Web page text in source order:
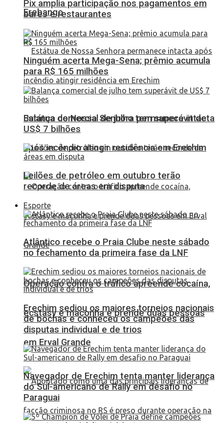
Erebango
Estátua de Nossa Senhora permanece intacta
após incêndio atingir residência em Erechim
Operação contra o tráfico apreende cocaína,
ecstasy e maconha e prende duas pessoas
em Erval Grande
Pix amplia participação nos pagamentos em
bares e restaurantes
Ninguém acerta Mega-Sena; prêmio acumula
para R$ 165 milhões
Balança comercial de julho tem superávit de
US$ 7 bilhões
Leilões de petróleo em outubro terão
recorde de áreas em disputa
Esporte
Atlântico recebe o Praia Clube neste sábado
no fechamento da primeira fase da LNF
Erechim sediou os maiores torneios nacionais
de bochas e conheceu os campeões das
disputas individual e de trios
Navegador de Erechim tenta manter liderança
do Sul-americano de Rally em desafio no
Paraguai